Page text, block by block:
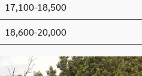
17,100-18,500
18,600-20,000